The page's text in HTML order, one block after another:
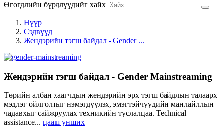
Өгөгдлийн бүрдлүүдийг хайх
Нүүр
Сэдвүүд
Жендэрийн тэгш байдал - Gender ...
Жендэрийн тэгш байдал - Gender Mainstreaming
Төрийн албан хаагчдын жендэрийн эрх тэгш байдлын талаарх
мэдлэг ойлголтыг нэмэгдүүлэх, эмэгтэйчүүдийн манлайллын
чадавхыг сайжруулах техникийн туслалцаа. Technical
assistance... цааш унших